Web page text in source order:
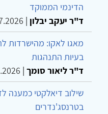
הדינמי הממוקד
ד"ר יעקב יבלון |
מאגו לאקו: מהישרדות
בעיות התנהגות
ד"ר ליאור סומך |
שילוב דיאלקטי כמענה
בטרנסג'נדרים